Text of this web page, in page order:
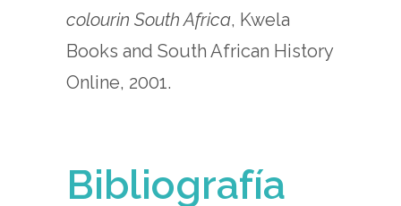
colourin South Africa, Kwela
Books and South African History
Online, 2001.
Bibliografía